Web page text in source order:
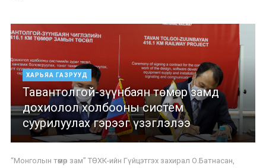
ХАРЬЯА ГАЗРУУД
Тавантолгой-зүүнбаян төмөр замд
дохиолол холбооны систем
суурилуулах гэрээг үзэглэлээ
“Монголын төмөр зам” ТӨХК-ийн Гүйцэтгэх захирал О.Батнасан,